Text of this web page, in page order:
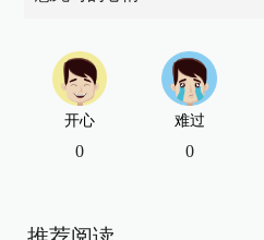
开心
0
难过
0